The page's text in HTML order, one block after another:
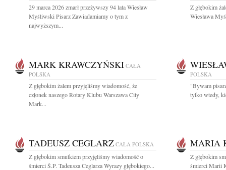
29 marca 2026 zmarł przeżywszy 94 lata Wiesław
Myśliwski Pisarz Zawiadamiamy o tym z
najwyższym...
Z głębokim
Wiesława
MARK KRAWCZYŃSKI CAŁA
POLSKA
Z głębokim żalem przyjęliśmy wiadomość, że
członek naszego Rotary Klubu Warszawa City
Mark...
POLSKA
"Bywam
tylko wtedy,
TADEUSZ CEGLARZ CAŁA POLSKA
Z głębokim smutkiem przyjęliśmy wiadomość o
śmierci Ś.P. Tadeusza Ceglarza Wyrazy głębokiego...
MARIA
Z głębokim
śmierci Marii